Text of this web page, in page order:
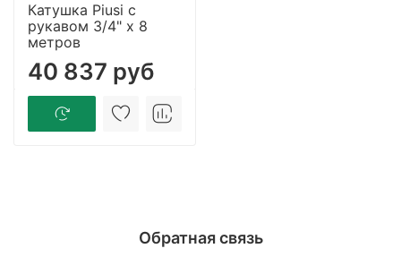
Катушка Piusi с
рукавом 3/4" х 8
метров
40 837 руб
Обратная связь